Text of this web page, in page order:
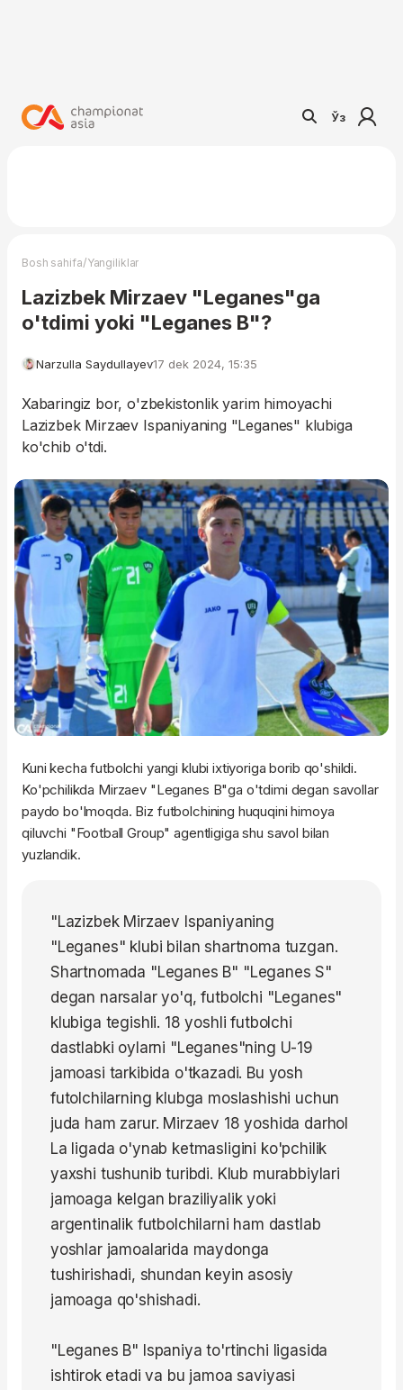
Ўз
Bosh sahifa/Yangiliklar
Lazizbek Mirzaev "Leganes"ga
o'tdimi yoki "Leganes B"?
Narzulla Saydullayev17 dek 2024, 15:35
Xabaringiz bor, o'zbekistonlik yarim himoyachi
Lazizbek Mirzaev Ispaniyaning "Leganes" klubiga
ko'chib o'tdi.
Kuni kecha futbolchi yangi klubi ixtiyoriga borib qo'shildi.
Ko'pchilikda Mirzaev "Leganes B"ga o'tdimi degan savollar
paydo bo'lmoqda. Biz futbolchining huquqini himoya
qiluvchi "Football Group" agentligiga shu savol bilan
yuzlandik.
"Lazizbek Mirzaev Ispaniyaning
"Leganes" klubi bilan shartnoma tuzgan.
Shartnomada "Leganes B" "Leganes S"
degan narsalar yo'q, futbolchi "Leganes"
klubiga tegishli. 18 yoshli futbolchi
dastlabki oylarni "Leganes"ning U-19
jamoasi tarkibida o'tkazadi. Bu yosh
futolchilarning klubga moslashishi uchun
juda ham zarur. Mirzaev 18 yoshida darhol
La ligada o'ynab ketmasligini ko'pchilik
yaxshi tushunib turibdi. Klub murabbiylari
jamoaga kelgan braziliyalik yoki
argentinalik futbolchilarni ham dastlab
yoshlar jamoalarida maydonga
tushirishadi, shundan keyin asosiy
jamoaga qo'shishadi.
"Leganes B" Ispaniya to'rtinchi ligasida
ishtirok etadi va bu jamoa saviyasi